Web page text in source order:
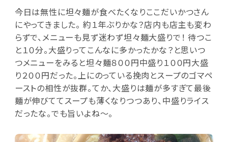
今日は無性に坦々麺が食べたくなりここだいかつさん
にやってきました。 約１年ぶりかな？店内も店主も変わ
らずで、メニューも見ず迷わず坦々麺大盛りで！ 待つこ
と１０分。大盛りってこんなに多かったかな？と思いつ
つメニューをみると坦々麺８００円中盛り１００円大盛
り２００円だった。上にのっている挽肉とスープのゴマペ
ーストの相性が抜群。てか、大盛りは麺が多すぎて最後
麺が伸びててスープも薄くなりつつあり、中盛りライス
だったな。でも旨いよね～。